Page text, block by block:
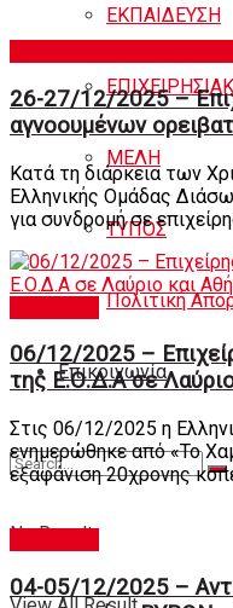
ΕΚΠΑΙΔΕΥΣΗ
ΜΕΛΗ
ΤΥΠΟΣ
Πολιτική
Eπικοινωνία
No Result
26-27/12/2025 –
αγνοουμένων
Κατά τη διάρκεια των
Ελληνικής Ομάδας
για συνδρομή σε
06/12/2025 –
της Ε.Ο.Δ.Α σε
Στις 06/12/2025 η
ενημερώθηκε από «Το
εξαφάνιση 20χρονης
04-05/12/2025 –